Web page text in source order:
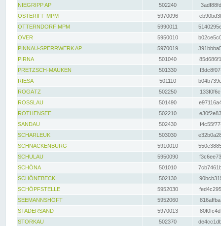
NIEGRIPP AP
502240
OSTERIFF MPM
5970096
OTTERNDORF MPM
5990011
OVER
5950010
PINNAU-SPERRWERK AP
5970019
PIRNA
501040
PRETZSCH-MAUKEN
501330
RIESA
501110
ROGÄTZ
502250
ROSSLAU
501490
ROTHENSEE
502210
SANDAU
502430
SCHARLEUK
503030
SCHNACKENBURG
5910010
SCHULAU
5950090
SCHÖNA
501010
SCHÖNEBECK
502130
SCHÖPFSTELLE
5952030
SEEMANNSHÖFT
5952060
STADERSAND
5970013
STORKAU
502370